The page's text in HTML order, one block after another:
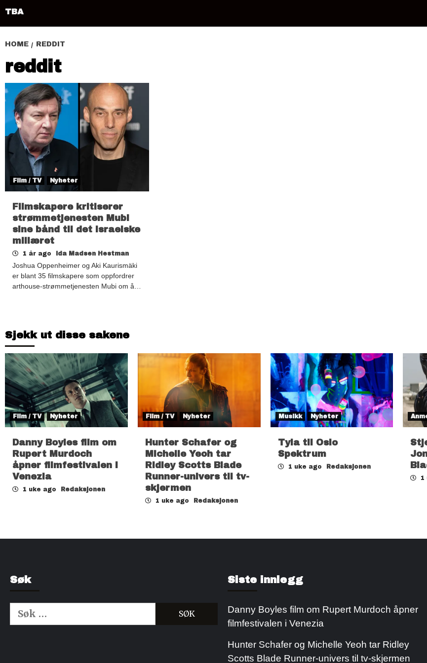
TBA
HOME REDDIT
reddit
Film / TV Nyheter
Filmskapere kritiserer
strømmetjenesten Mubi
sine bånd til det israelske
miliæret
1 år ago Ida Madsen Hestman
Joshua Oppenheimer og Aki Kaurismäki
er blant 35 filmskapere som oppfordrer
arthouse-strømmetjenesten Mubi om å…
Sjekk ut disse sakene
Film / TV Nyheter
Danny Boyles film om
Rupert Murdoch
åpner filmfestivalen i
Venezia
1 uke ago Redaksjonen
Film / TV Nyheter
Hunter Schafer og
Michelle Yeoh tar
Ridley Scotts Blade
Runner-univers til tv-
skjermen
1 uke ago Redaksjonen
Musikk Nyheter
Tyla til Oslo
Spektrum
1 uke ago Redaksjonen
1
Søk
Søk
etter:
Siste innlegg
Danny Boyles film om Rupert Murdoch åpner
filmfestivalen i Venezia
Hunter Schafer og Michelle Yeoh tar Ridley
Scotts Blade Runner-univers til tv-skjermen